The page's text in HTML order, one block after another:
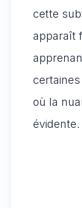
cette
apparaît
où la
évidente.